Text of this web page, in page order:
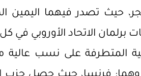
حيث تصدر فيهما اليمين
برلمان الاتحاد الأوروبي
المتطرفة على نسب